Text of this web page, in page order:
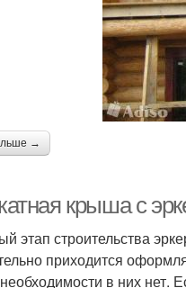
→
крыша с
этап строительства
приходится
в них нет.